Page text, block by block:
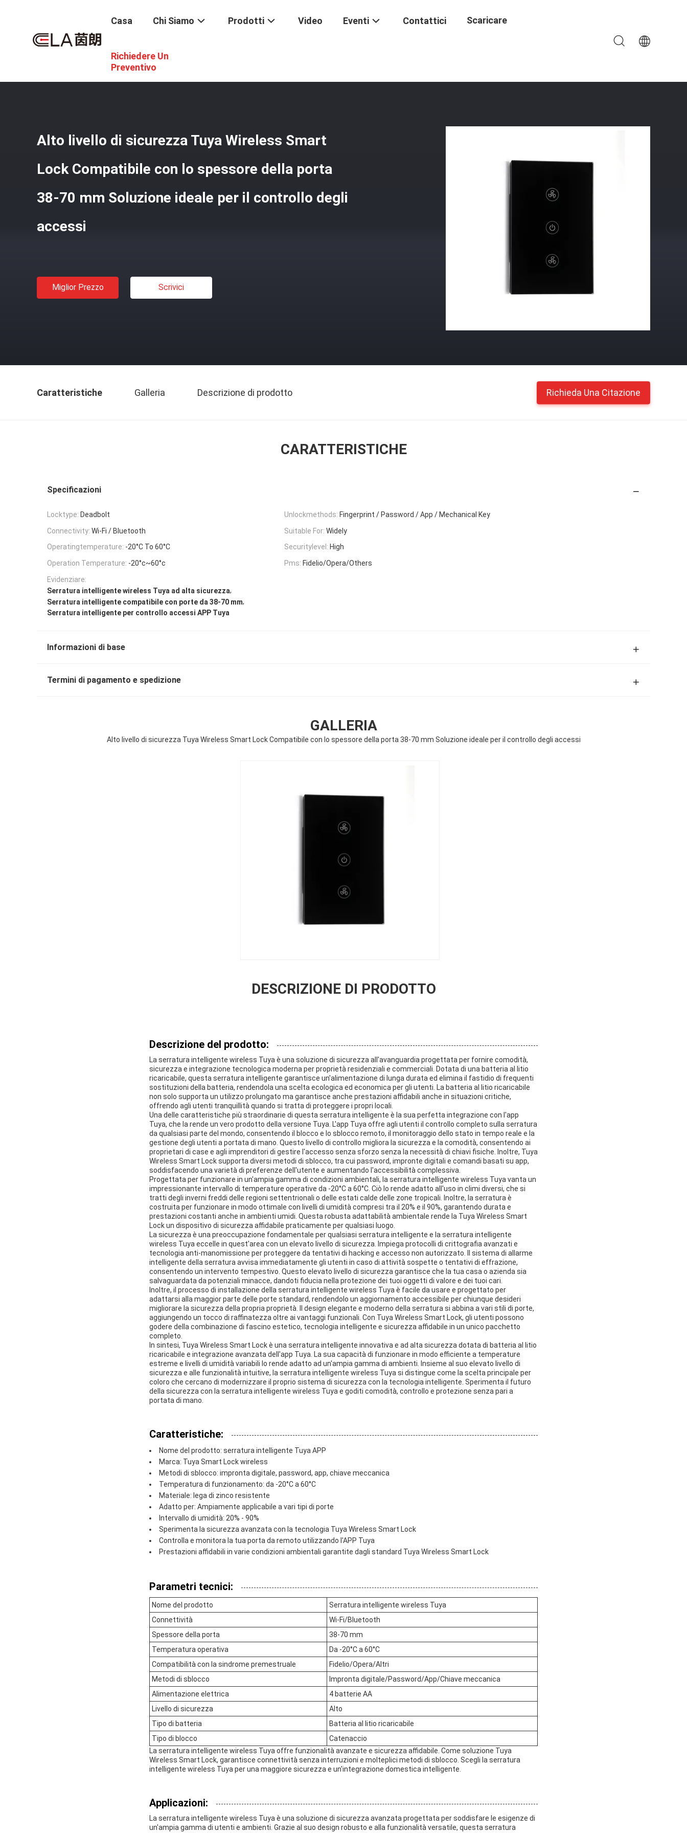
Casa Chi Siamo Prodotti Video Eventi Contattici Scaricare
Richiedere Un
Preventivo
Tuya APP Smart Lock
Alto livello di sicurezza Tuya Wireless Smart
Lock Compatibile con lo spessore della porta
38-70 mm Soluzione ideale per il controllo degli
accessi
Miglior Prezzo Scrivici
Caratteristiche Galleria Descrizione di prodotto Richieda Una Citazione
CARATTERISTICHE
Specificazioni
Locktype: Deadbolt Unlockmethods: Fingerprint / Password / App / Mechanical Key
Connectivity: Wi-Fi / Bluetooth Suitable For: Widely
Operatingtemperature: -20°C To 60°C Securitylevel: High
Operation Temperature: -20°c~60°c Pms: Fidelio/Opera/Others
Evidenziare:
Serratura intelligente wireless Tuya ad alta sicurezza,
Serratura intelligente compatibile con porte da 38-70 mm,
Serratura intelligente per controllo accessi APP Tuya
Informazioni di base
Termini di pagamento e spedizione
GALLERIA
Alto livello di sicurezza Tuya Wireless Smart Lock Compatibile con lo spessore della porta 38-70 mm Soluzione ideale per il controllo degli accessi
DESCRIZIONE DI PRODOTTO
Descrizione del prodotto:
La serratura intelligente wireless Tuya è una soluzione di sicurezza all'avanguardia progettata per fornire comodità,
sicurezza e integrazione tecnologica moderna per proprietà residenziali e commerciali. Dotata di una batteria al litio
ricaricabile, questa serratura intelligente garantisce un'alimentazione di lunga durata ed elimina il fastidio di frequenti
sostituzioni della batteria, rendendola una scelta ecologica ed economica per gli utenti. La batteria al litio ricaricabile
non solo supporta un utilizzo prolungato ma garantisce anche prestazioni affidabili anche in situazioni critiche,
offrendo agli utenti tranquillità quando si tratta di proteggere i propri locali.
Una delle caratteristiche più straordinarie di questa serratura intelligente è la sua perfetta integrazione con l'app
Tuya, che la rende un vero prodotto della versione Tuya. L'app Tuya offre agli utenti il ​​controllo completo sulla serratura
da qualsiasi parte del mondo, consentendo il blocco e lo sblocco remoto, il monitoraggio dello stato in tempo reale e la
gestione degli utenti a portata di mano. Questo livello di controllo migliora la sicurezza e la comodità, consentendo ai
proprietari di case e agli imprenditori di gestire l'accesso senza sforzo senza la necessità di chiavi fisiche. Inoltre, Tuya
Wireless Smart Lock supporta diversi metodi di sblocco, tra cui password, impronte digitali e comandi basati su app,
soddisfacendo una varietà di preferenze dell'utente e aumentando l'accessibilità complessiva.
Progettata per funzionare in un'ampia gamma di condizioni ambientali, la serratura intelligente wireless Tuya vanta un
impressionante intervallo di temperature operative da -20°C a 60°C. Ciò lo rende adatto all'uso in climi diversi, che si
tratti degli inverni freddi delle regioni settentrionali o delle estati calde delle zone tropicali. Inoltre, la serratura è
costruita per funzionare in modo ottimale con livelli di umidità compresi tra il 20% e il 90%, garantendo durata e
prestazioni costanti anche in ambienti umidi. Questa robusta adattabilità ambientale rende la Tuya Wireless Smart
Lock un dispositivo di sicurezza affidabile praticamente per qualsiasi luogo.
La sicurezza è una preoccupazione fondamentale per qualsiasi serratura intelligente e la serratura intelligente
wireless Tuya eccelle in quest'area con un elevato livello di sicurezza. Impiega protocolli di crittografia avanzati e
tecnologia anti-manomissione per proteggere da tentativi di hacking e accesso non autorizzato. Il sistema di allarme
intelligente della serratura avvisa immediatamente gli utenti in caso di attività sospette o tentativi di effrazione,
consentendo un intervento tempestivo. Questo elevato livello di sicurezza garantisce che la tua casa o azienda sia
salvaguardata da potenziali minacce, dandoti fiducia nella protezione dei tuoi oggetti di valore e dei tuoi cari.
Inoltre, il processo di installazione della serratura intelligente wireless Tuya è facile da usare e progettato per
adattarsi alla maggior parte delle porte standard, rendendolo un aggiornamento accessibile per chiunque desideri
migliorare la sicurezza della propria proprietà. Il design elegante e moderno della serratura si abbina a vari stili di porte,
aggiungendo un tocco di raffinatezza oltre ai vantaggi funzionali. Con Tuya Wireless Smart Lock, gli utenti possono
godere della combinazione di fascino estetico, tecnologia intelligente e sicurezza affidabile in un unico pacchetto
completo.
In sintesi, Tuya Wireless Smart Lock è una serratura intelligente innovativa e ad alta sicurezza dotata di batteria al litio
ricaricabile e integrazione avanzata dell'app Tuya. La sua capacità di funzionare in modo efficiente a temperature
estreme e livelli di umidità variabili lo rende adatto ad un'ampia gamma di ambienti. Insieme al suo elevato livello di
sicurezza e alle funzionalità intuitive, la serratura intelligente wireless Tuya si distingue come la scelta principale per
coloro che cercano di modernizzare il proprio sistema di sicurezza con la tecnologia intelligente. Sperimenta il futuro
della sicurezza con la serratura intelligente wireless Tuya e goditi comodità, controllo e protezione senza pari a
portata di mano.
Caratteristiche:
Nome del prodotto: serratura intelligente Tuya APP
Marca: Tuya Smart Lock wireless
Metodi di sblocco: impronta digitale, password, app, chiave meccanica
Temperatura di funzionamento: da -20°C a 60°C
Materiale: lega di zinco resistente
Adatto per: Ampiamente applicabile a vari tipi di porte
Intervallo di umidità: 20% - 90%
Sperimenta la sicurezza avanzata con la tecnologia Tuya Wireless Smart Lock
Controlla e monitora la tua porta da remoto utilizzando l'APP Tuya
Prestazioni affidabili in varie condizioni ambientali garantite dagli standard Tuya Wireless Smart Lock
Parametri tecnici:
Nome del prodotto
Serratura intelligente wireless Tuya
Connettività
Wi-Fi/Bluetooth
Spessore della porta
38-70 mm
Temperatura operativa
Da -20°C a 60°C
Compatibilità con la sindrome premestruale
Fidelio/Opera/Altri
Metodi di sblocco
Impronta digitale/Password/App/Chiave meccanica
Alimentazione elettrica
4 batterie AA
Livello di sicurezza
Alto
Tipo di batteria
Batteria al litio ricaricabile
Tipo di blocco
Catenaccio
La serratura intelligente wireless Tuya offre funzionalità avanzate e sicurezza affidabile. Come soluzione Tuya
Wireless Smart Lock, garantisce connettività senza interruzioni e molteplici metodi di sblocco. Scegli la serratura
intelligente wireless Tuya per una maggiore sicurezza e un'integrazione domestica intelligente.
Applicazioni:
La serratura intelligente wireless Tuya è una soluzione di sicurezza avanzata progettata per soddisfare le esigenze di
un'ampia gamma di utenti e ambienti. Grazie al suo design robusto e alla funzionalità versatile, questa serratura